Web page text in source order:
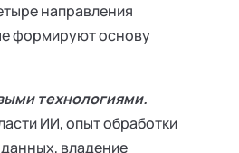
направления
формируют основу
технологиями.
ИИ, опыт обработки
владение